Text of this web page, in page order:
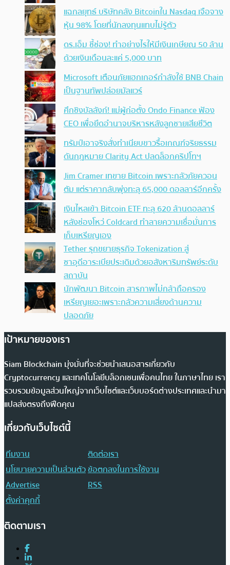
แฉกลยุทธ์ บริษัทคลัง Bitcoinใน Nasdaq เจือจาง
หุ้น 98% โดยที่นักลงทุนแทบไม่รู้ตัว
ดร.เอ็ม ชี้ช่อง! ทำอย่างไรให้มีเงินเกษียณ 50 ล้าน
ด้วยเงินเดือนละแค่ 5,000 บาท
Microsoft เตือนภัยแฮกเกอร์กำลังใช้ BNB Chain
เป็นฐานทัพปล่อยมัลแวร์
ศึกชิงบัลลังก์! แม่ผู้ก่อตั้ง Ondo Finance ฟ้อง
CEO เพื่อยึดอำนาจบริหารหลังลูกชายเสียชีวิต
ทรัมป์เอาจริง สั่งทำเนียบขาวรื้อเกณฑ์จริยธรรม
ดันกฎหมาย Clarity Act ปลดล็อกคริปโทฯ
Jim Cramer เทขาย Bitcoin เพราะกลัวภัยควอน
ตัม แต่ราคากลับพุ่งทะลุ 65,000 ดอลลาร์อีกครั้ง
เงินไหลเข้า Bitcoin ETF ทะลุ 620 ล้านดอลลาร์
หลังช่องโหว่ Coldcard ทำลายความเชื่อมั่นการ
เก็บเหรียญเอง
Tether รุกขยายธุรกิจ Tokenization สู่
ซาอุดีอาระเบียประเดิมด้วยอสังหาริมทรัพย์ระดับ
สถาบัน
นักพัฒนา Bitcoin สารภาพไม่กล้าถือครอง
เหรียญเยอะเพราะกลัวความเสี่ยงด้านความ
ปลอดภัย
เป้าหมายของเรา
Siam Blockchain มุ่งมั่นที่จะช่วยนำเสนอสารเกี่ยวกับ
Cryptocurrency และเทคโนโลยีบล็อกเชนเพื่อคนไทย ในภาษาไทย เรา
รวบรวมข้อมูลส่วนใหญ่จากเว็บไซต์และเว็บบอร์ดต่างประเทศและนำมา
แปลส่งตรงถึงฟีดคุณ
เกี่ยวกับเว็บไซต์นี้
ทีมงาน
ติดต่อเรา
นโยบายความเป็นส่วนตัวข้อตกลงในการใช้งาน
Advertise
RSS
ตั้งค่าคุกกี้
ติดตามเรา